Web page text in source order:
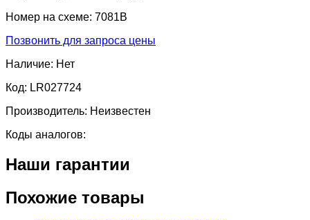
Номер на схеме: 7081B
Позвонить для запроса цены
Наличие: Нет
Код: LR027724
Производитель: Неизвестен
Коды аналогов:
Наши гарантии
Похожие товары